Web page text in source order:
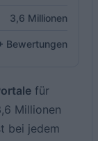
3,6 Millionen
Bewertungen
für
Millionen
bei jedem